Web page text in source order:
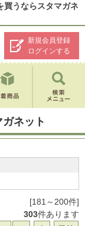
うならスタマガネ
新規会員登録
ログインする
ネット
[181～200件]
303件あります